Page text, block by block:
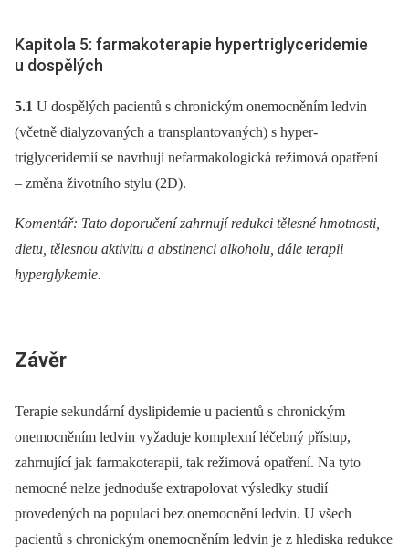
Kapitola 5: farmakoterapie hypertriglyceridemie
u dospělých
5.1 U dospělých pacientů s chronickým onemocněním ledvin
(včetně dialyzovaných a transplantovaných) s hyper­
triglyceridemií se navrhují nefarmakologická režimová opatření
–⁠ změna životního stylu (2D).
Komentář: Tato doporučení zahrnují redukci tělesné hmotnosti,
dietu, tělesnou aktivitu a abstinenci alkoholu, dále terapii
hyperglykemie.
Závěr
Terapie sekundární dyslipidemie u pacientů s chronickým
onemocněním ledvin vyžaduje komplexní léčebný přístup,
zahrnující jak farmakoterapii, tak režimová opatření. Na tyto
nemocné nelze jednoduše extrapolovat výsledky studií
provedených na populaci bez onemocnění ledvin. U všech
pacientů s chronickým onemocněním ledvin je z hlediska redukce